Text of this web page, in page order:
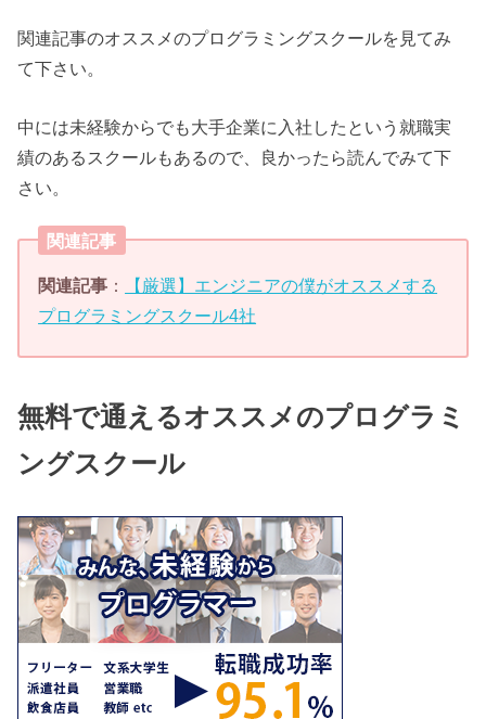
関連記事のオススメのプログラミングスクールを見てみ
て下さい。
中には未経験からでも大手企業に入社したという就職実
績のあるスクールもあるので、良かったら読んでみて下
さい。
関連記事
関連記事 ：
【厳選】エンジニアの僕がオススメする
プログラミングスクール4社
無料で通えるオススメのプログラミ
ングスクール